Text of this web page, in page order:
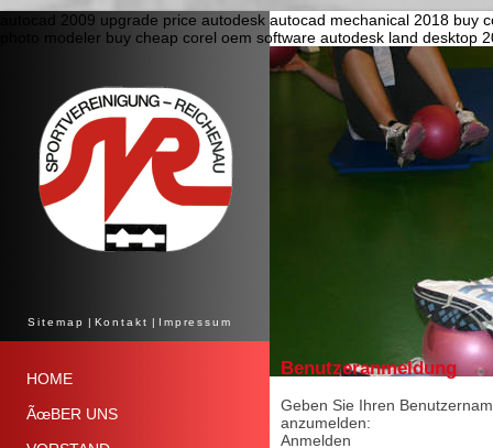
Sitemap | Kontakt | Impressum
autocad 2009 upgrade price autodesk autocad mechanical 2018 buy
photo modeler buy cheap corel oem software autodesk land desktop
HOME
ÃœBER UNS
Benutzeranmeldung
Geben Sie Ihren
anzumelden:
Anmelden